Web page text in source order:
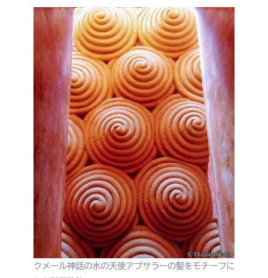
クメール神話の水の天使アプサラーの髪をモチーフに